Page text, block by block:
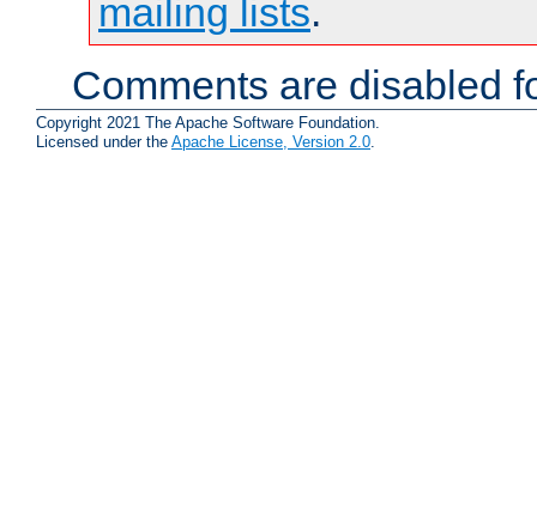
mailing lists.
Comments are disabled
Copyright 2021 The Apache Software Foundation.
Licensed under the Apache License, Version 2.0